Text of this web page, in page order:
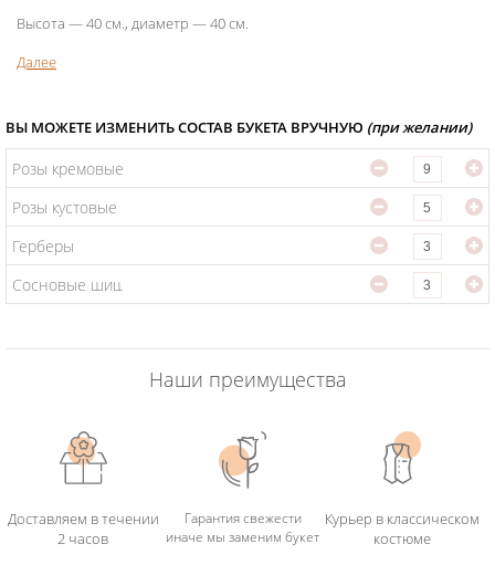
Высота — 40 см., диаметр — 40 см.
Далее
ВЫ МОЖЕТЕ ИЗМЕНИТЬ СОСТАВ БУКЕТА ВРУЧНУЮ (при желании)
Розы кремовые
Розы кустовые
Герберы
Сосновые шишки
Наши преимущества
Доставляем в течении
2 часов
Гарантия свежести
иначе мы заменим букет
Курьер в классическом
костюме